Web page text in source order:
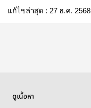
แก้ไขล่าสุด : 27 ธ.ค. 2568
ดูเนื้อหา